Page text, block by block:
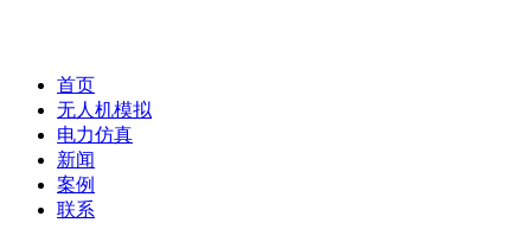
首页
无人机模拟
电力仿真
新闻
案例
联系